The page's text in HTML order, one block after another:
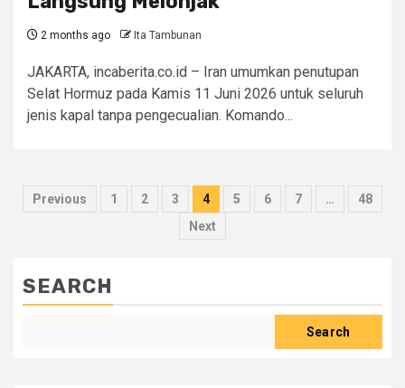
2 months ago Ita Tambunan
JAKARTA, incaberita.co.id – Iran umumkan penutupan
Selat Hormuz pada Kamis 11 Juni 2026 untuk seluruh
jenis kapal tanpa pengecualian. Komando...
Posts
Previous 1 2 3 4 5 6 7 …
48
Next
SEARCH
Search